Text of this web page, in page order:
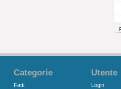
Categorie
Fatti
Utente
Login